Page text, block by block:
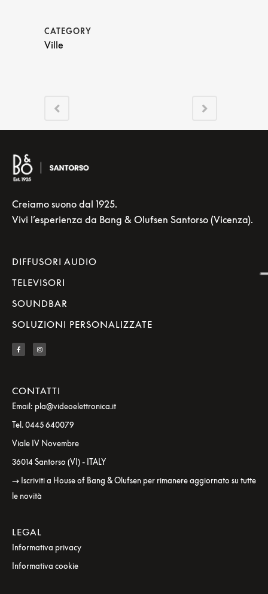
CATEGORY
Ville
Creiamo suono dal 1925.
Vivi l’esperienza da Bang & Olufsen Santorso (Vicenza).
DIFFUSORI AUDIO
TELEVISORI
SOUNDBAR
SOLUZIONI PERSONALIZZATE
CONTATTI
Email: pla@videoelettronica.it
Tel. 0445 640079
Viale IV Novembre
36014 Santorso (VI) - ITALY
→ Iscriviti a House of Bang & Olufsen per rimanere aggiornato su tutte
le novità
LEGAL
Informativa privacy
Informativa cookie